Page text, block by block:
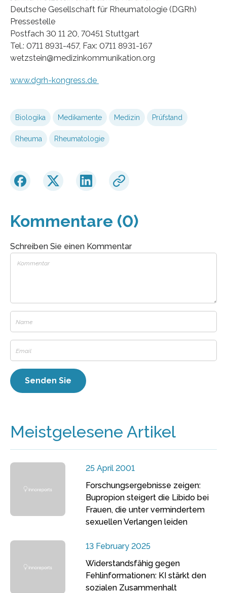
Deutsche Gesellschaft für Rheumatologie (DGRh)
Pressestelle
Postfach 30 11 20, 70451 Stuttgart
Tel.: 0711 8931-457, Fax: 0711 8931-167
wetzstein@medizinkommunikation.org
www.dgrh-kongress.de
Biologika Medikamente Medizin Prüfstand
Rheuma Rheumatologie
Kommentare (0)
Schreiben Sie einen Kommentar
Meistgelesene Artikel
25 April 2001
Forschungsergebnisse zeigen:
Bupropion steigert die Libido bei
Frauen, die unter vermindertem
sexuellen Verlangen leiden
13 February 2025
Widerstandsfähig gegen
Fehlinformationen: KI stärkt den
sozialen Zusammenhalt